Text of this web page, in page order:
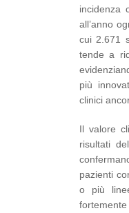
incidenza
all’anno
cui 2.671
tende a
più
clinici
Il valore
risultati
pazienti
o più